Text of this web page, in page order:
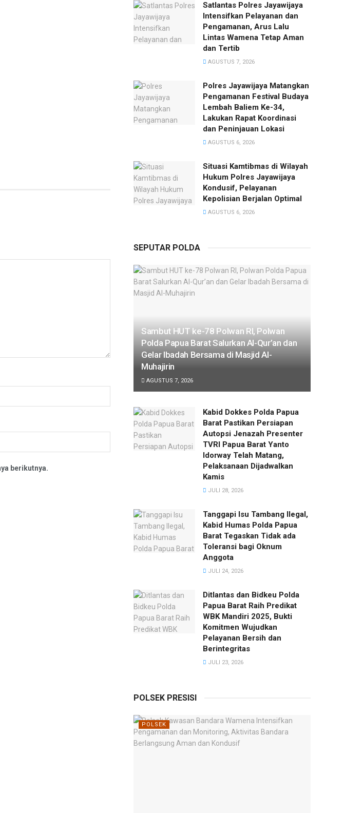
berikutnya.
Satlantas Polres Jayawijaya
Intensifkan Pelayanan dan
Pengamanan, Arus Lalu
Lintas Wamena Tetap Aman
dan Tertib
AGUSTUS 7, 2026
Polres Jayawijaya Matangkan
Pengamanan Festival Budaya
Lembah Baliem Ke-34,
Lakukan Rapat Koordinasi
dan Peninjauan Lokasi
AGUSTUS 6, 2026
Situasi Kamtibmas di Wilayah
Hukum Polres Jayawijaya
Kondusif, Pelayanan
Kepolisian Berjalan Optimal
AGUSTUS 6, 2026
SEPUTAR POLDA
Sambut HUT ke-78 Polwan RI, Polwan
Polda Papua Barat Salurkan Al-Qur’an dan
Gelar Ibadah Bersama di Masjid Al-
Muhajirin
AGUSTUS 7, 2026
Kabid Dokkes Polda Papua
Barat Pastikan Persiapan
Autopsi Jenazah Presenter
TVRI Papua Barat Yanto
Idorway Telah Matang,
Pelaksanaan Dijadwalkan
Kamis
JULI 28, 2026
Tanggapi Isu Tambang Ilegal,
Kabid Humas Polda Papua
Barat Tegaskan Tidak ada
Toleransi bagi Oknum
Anggota
JULI 24, 2026
Ditlantas dan Bidkeu Polda
Papua Barat Raih Predikat
WBK Mandiri 2025, Bukti
Komitmen Wujudkan
Pelayanan Bersih dan
Berintegritas
JULI 23, 2026
POLSEK PRESISI
POLSEK